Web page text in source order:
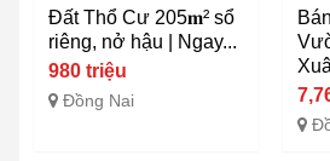
Đất Thổ Cư 205𝐦² sổ
riêng, nở hậu | Ngay...
980 triệu
Đồng Nai